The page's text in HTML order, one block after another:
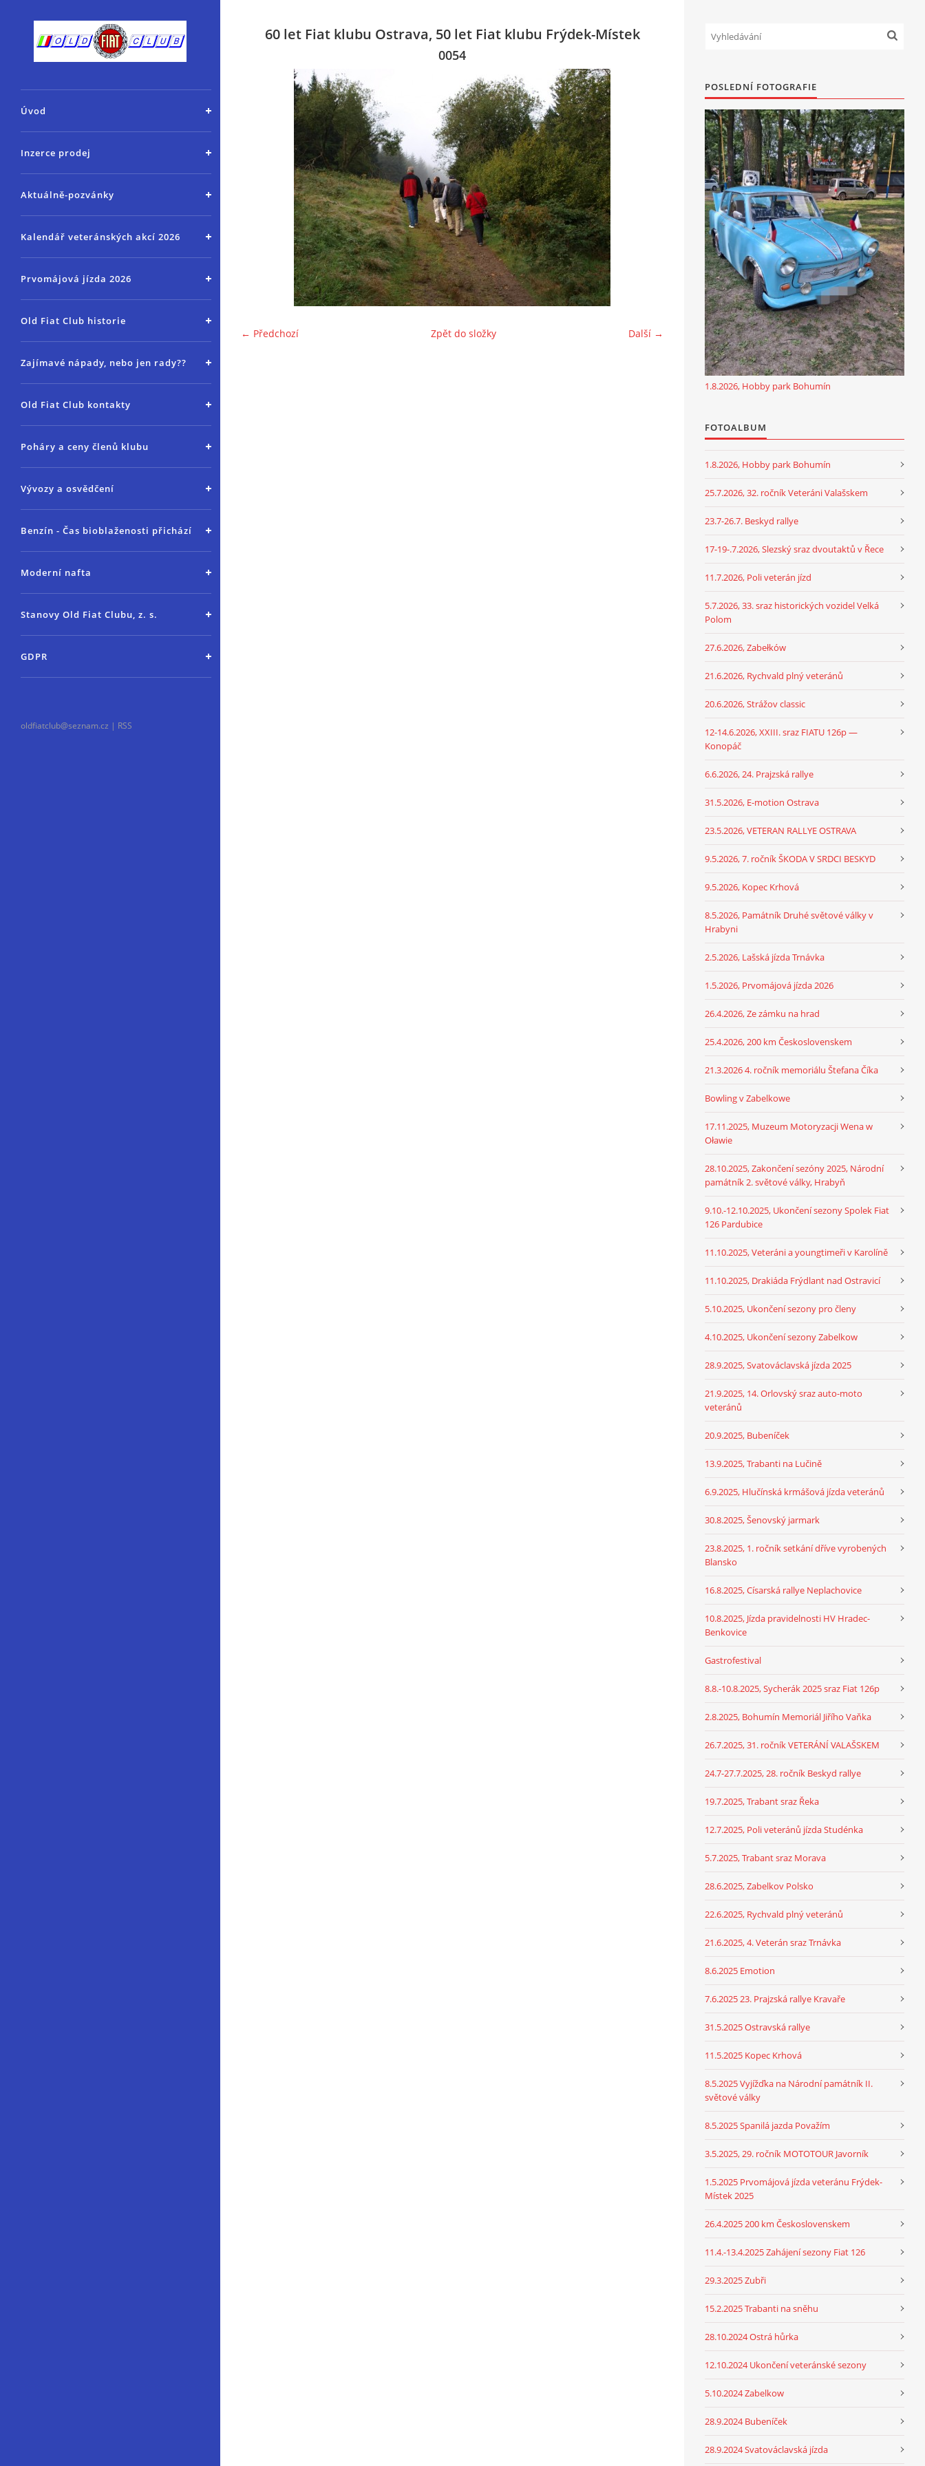
Úvod
Inzerce prodej
Aktuálně-pozvánky
Kalendář veteránských akcí 2026
Prvomájová jízda 2026
Old Fiat Club historie
Zajímavé nápady, nebo jen rady??
Old Fiat Club kontakty
Poháry a ceny členů klubu
Vývozy a osvědčení
Benzín - Čas bioblaženosti přichází
Moderní nafta
Stanovy Old Fiat Clubu, z. s.
GDPR
oldfiatclub@seznam.cz | RSS
60 let Fiat klubu Ostrava, 50 let Fiat klubu Frýdek-Místek
0054
← Předchozí Další →
Zpět do složky
POSLEDNÍ FOTOGRAFIE
1.8.2026, Hobby park Bohumín
FOTOALBUM
1.8.2026, Hobby park Bohumín
25.7.2026, 32. ročník Veteráni Valašskem
23.7-26.7. Beskyd rallye
17-19-.7.2026, Slezský sraz dvoutaktů v Řece
11.7.2026, Poli veterán jízd
5.7.2026, 33. sraz historických vozidel Velká
Polom
27.6.2026, Zabełków
21.6.2026, Rychvald plný veteránů
20.6.2026, Strážov classic
12-14.6.2026, XXIII. sraz FIATU 126p —
Konopáč
6.6.2026, 24. Prajzská rallye
31.5.2026, E-motion Ostrava
23.5.2026, VETERAN RALLYE OSTRAVA
9.5.2026, 7. ročník ŠKODA V SRDCI BESKYD
9.5.2026, Kopec Krhová
8.5.2026, Památník Druhé světové války v
Hrabyni
2.5.2026, Lašská jízda Trnávka
1.5.2026, Prvomájová jízda 2026
26.4.2026, Ze zámku na hrad
25.4.2026, 200 km Československem
21.3.2026 4. ročník memoriálu Štefana Číka
Bowling v Zabelkowe
17.11.2025, Muzeum Motoryzacji Wena w
Oławie
28.10.2025, Zakončení sezóny 2025, Národní
památník 2. světové války, Hrabyň
9.10.-12.10.2025, Ukončení sezony Spolek Fiat
126 Pardubice
11.10.2025, Veteráni a youngtimeři v Karolíně
11.10.2025, Drakiáda Frýdlant nad Ostravicí
5.10.2025, Ukončení sezony pro členy
4.10.2025, Ukončení sezony Zabelkow
28.9.2025, Svatováclavská jízda 2025
21.9.2025, 14. Orlovský sraz auto-moto
veteránů
20.9.2025, Bubeníček
13.9.2025, Trabanti na Lučině
6.9.2025, Hlučínská krmášová jízda veteránů
30.8.2025, Šenovský jarmark
23.8.2025, 1. ročník setkání dříve vyrobených
Blansko
16.8.2025, Císarská rallye Neplachovice
10.8.2025, Jízda pravidelnosti HV Hradec-
Benkovice
Gastrofestival
8.8.-10.8.2025, Sycherák 2025 sraz Fiat 126p
2.8.2025, Bohumín Memoriál Jiřího Vaňka
26.7.2025, 31. ročník VETERÁNÍ VALAŠSKEM
24.7-27.7.2025, 28. ročník Beskyd rallye
19.7.2025, Trabant sraz Řeka
12.7.2025, Poli veteránů jízda Studénka
5.7.2025, Trabant sraz Morava
28.6.2025, Zabelkov Polsko
22.6.2025, Rychvald plný veteránů
21.6.2025, 4. Veterán sraz Trnávka
8.6.2025 Emotion
7.6.2025 23. Prajzská rallye Kravaře
31.5.2025 Ostravská rallye
11.5.2025 Kopec Krhová
8.5.2025 Vyjížďka na Národní památník II.
světové války
8.5.2025 Spanilá jazda Považím
3.5.2025, 29. ročník MOTOTOUR Javorník
1.5.2025 Prvomájová jízda veteránu Frýdek-
Místek 2025
26.4.2025 200 km Československem
11.4.-13.4.2025 Zahájení sezony Fiat 126
29.3.2025 Zubři
15.2.2025 Trabanti na sněhu
28.10.2024 Ostrá hůrka
12.10.2024 Ukončení veteránské sezony
5.10.2024 Zabelkow
28.9.2024 Bubeníček
28.9.2024 Svatováclavská jízda